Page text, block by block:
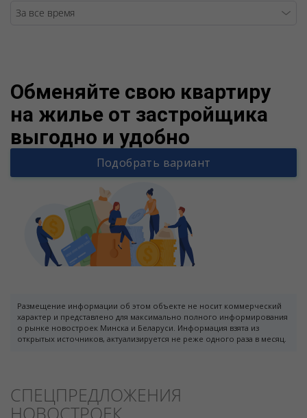
Обменяйте свою квартиру
на жилье от застройщика
выгодно и удобно
Подобрать вариант
Размещение информации об этом объекте не носит коммерческий
характер и представлено для максимально полного информирования
о рынке новостроек Минска и Беларуси. Информация взята из
открытых источников, актуализируется не реже одного раза в месяц.
СПЕЦПРЕДЛОЖЕНИЯ
НОВОСТРОЕК